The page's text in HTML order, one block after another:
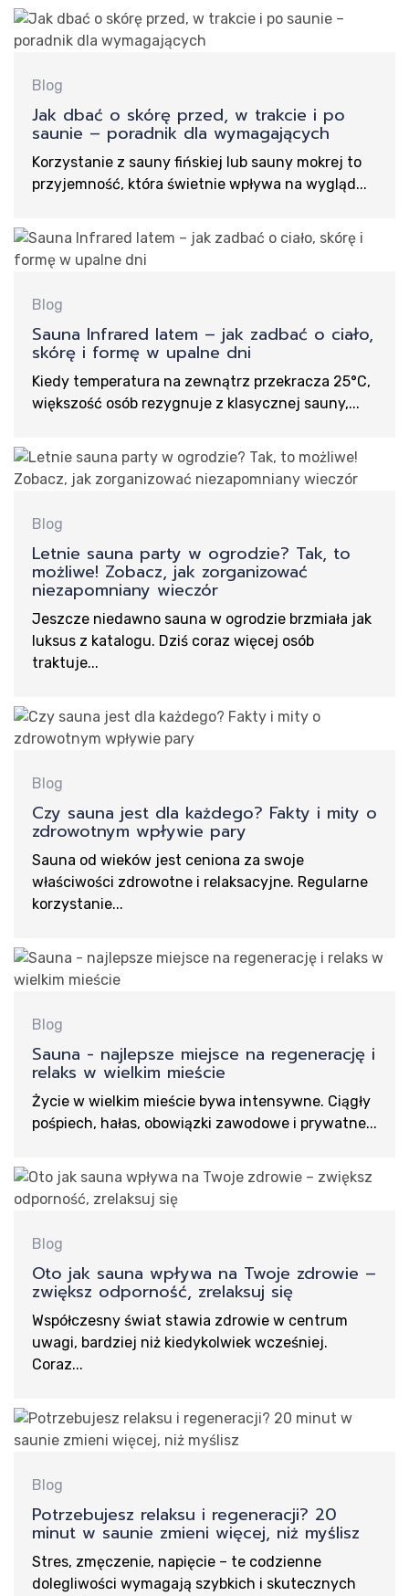
Blog
Jak dbać o skórę przed, w trakcie i po
saunie – poradnik dla wymagających
Korzystanie z sauny fińskiej lub sauny mokrej to
przyjemność, która świetnie wpływa na wygląd...
Blog
Sauna Infrared latem – jak zadbać o ciało,
skórę i formę w upalne dni
Kiedy temperatura na zewnątrz przekracza 25°C,
większość osób rezygnuje z klasycznej sauny,...
Blog
Letnie sauna party w ogrodzie? Tak, to
możliwe! Zobacz, jak zorganizować
niezapomniany wieczór
Jeszcze niedawno sauna w ogrodzie brzmiała jak
luksus z katalogu. Dziś coraz więcej osób
traktuje...
Blog
Czy sauna jest dla każdego? Fakty i mity o
zdrowotnym wpływie pary
Sauna od wieków jest ceniona za swoje
właściwości zdrowotne i relaksacyjne. Regularne
korzystanie...
Blog
Sauna - najlepsze miejsce na regenerację i
relaks w wielkim mieście
Życie w wielkim mieście bywa intensywne. Ciągły
pośpiech, hałas, obowiązki zawodowe i prywatne...
Blog
Oto jak sauna wpływa na Twoje zdrowie –
zwiększ odporność, zrelaksuj się
Współczesny świat stawia zdrowie w centrum
uwagi, bardziej niż kiedykolwiek wcześniej.
Coraz...
Blog
Potrzebujesz relaksu i regeneracji? 20
minut w saunie zmieni więcej, niż myślisz
Stres, zmęczenie, napięcie – te codzienne
dolegliwości wymagają szybkich i skutecznych